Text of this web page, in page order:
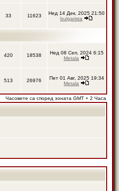
33 11623
Нед 14 Дек, 2025 21:50
bulgarista
420 18538
Нед 08 Сеп, 2024 6:15
Metala
513 26976
Пет 01 Авг, 2025 19:34
Metala
Часовете са според зоната GMT + 2 Часа